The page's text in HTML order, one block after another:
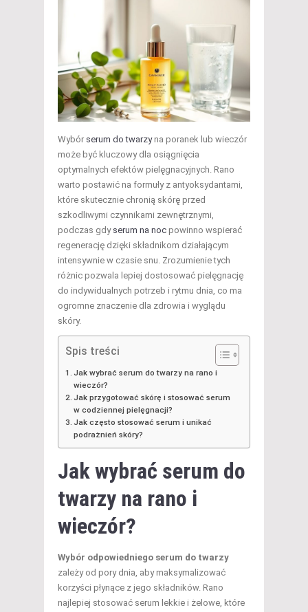
Wybór serum do twarzyna poranek lub wieczór
może być kluczowy dla osiągnięcia
optymalnych efektów pielęgnacyjnych. Rano
warto postawić na formuły z antyoksydantami,
które skutecznie chronią skórę przed
szkodliwymi czynnikami zewnętrznymi,
podczas gdy serum na noc powinno wspierać
regenerację dzięki składnikom działającym
intensywnie w czasie snu. Zrozumienie tych
różnic pozwala lepiej dostosować pielęgnację
do indywidualnych potrzeb i rytmu dnia, co ma
ogromne znaczenie dla zdrowia i wyglądu
skóry.
Spis treści
Jak wybrać serum do twarzy na rano i
wieczór?
Jak przygotować skórę i stosować serum
w codziennej pielęgnacji?
Jak często stosować serum i unikać
podrażnień skóry?
Jak wybrać serum do
twarzy na rano i
wieczór?
Wybór odpowiedniego serum do twarzy
zależy od pory dnia, aby maksymalizować
korzyści płynące z jego składników. Rano
najlepiej stosować serum lekkie i żelowe, które